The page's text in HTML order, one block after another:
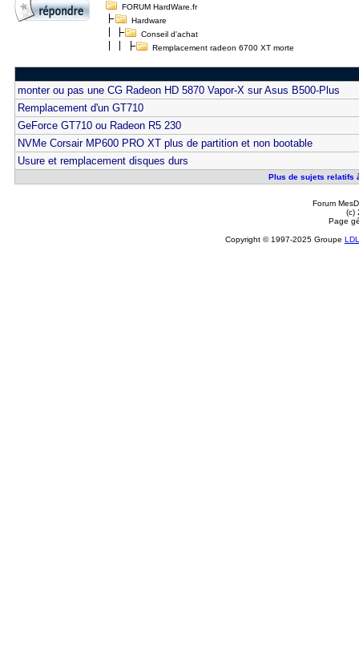
FORUM HardWare.fr
Hardware
Conseil d'achat
Remplacement radeon 6700 XT morte
monter ou pas une CG Radeon HD 5870 Vapor-X sur Asus B500-Plus
Remplacement d'un GT710
GeForce GT710 ou Radeon R5 230
NVMe Corsair MP600 PRO XT plus de partition et non bootable
Usure et remplacement disques durs
Plus de sujets relatifs
Forum
(c)
Page
Copyright © 1997-2025 Groupe